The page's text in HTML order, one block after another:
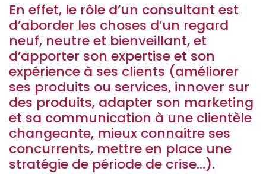
En effet, le rôle d’un consultant est
d’aborder les choses d’un regard
neuf, neutre et bienveillant, et
d’apporter son expertise et son
expérience à ses clients (améliorer
ses produits ou services, innover sur
des produits, adapter son marketing
et sa communication à une clientèle
changeante, mieux connaitre ses
concurrents, mettre en place une
stratégie de période de crise…).